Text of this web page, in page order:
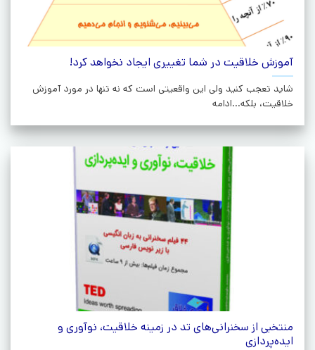
آموزش خلاقیت در شما تغییری ایجاد نخواهد کرد!
شاید تعجب کنید ولی این واقعیتی است که نه تنها در مورد آموزش
خلاقیت، بلکه...ادامه
منتخبی از سخنرانی‌های تد در زمینه خلاقیت، نوآوری و
ایده‌پردازی